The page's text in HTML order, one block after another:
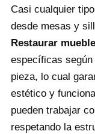
Casi cualquier
desde mesas y
Restaurar
específicas
pieza, lo cual
estético y
pueden trabajar
respetando la